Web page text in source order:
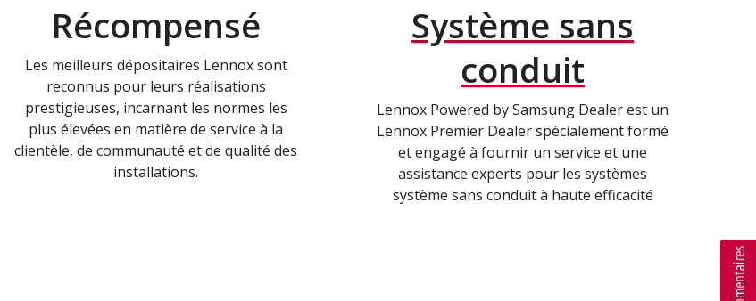
Récompensé
Les meilleurs dépositaires Lennox sont
reconnus pour leurs réalisations
prestigieuses, incarnant les normes les
plus élevées en matière de service à la
clientèle, de communauté et de qualité des
installations.
Système sans
conduit
Lennox Powered by Samsung Dealer est un
Lennox Premier Dealer spécialement formé
et engagé à fournir un service et une
assistance experts pour les systèmes
système sans conduit à haute efficacité